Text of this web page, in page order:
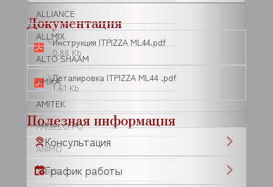
ALLIANCE
ALLMIX
ALTO SHAAM
AMIKA
AMITEK
ANGELO PO
ANIMO
ANKO
Документация
Инструкция ITPIZZA ML44.pdf
0.88 Kb
Деталировка ITPIZZA ML44 .pdf
1.61 Kb
Полезная информация
Консультация
График работы